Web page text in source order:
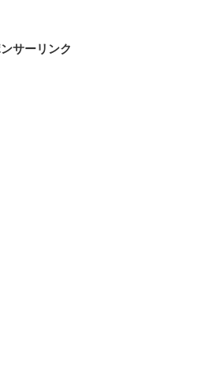
サーリンク